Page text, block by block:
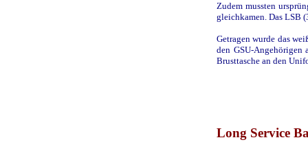
Zudem mussten
gleichkamen. Das LSB
Getragen wurde das
den GSU-
Brusttasche an den
Long Service